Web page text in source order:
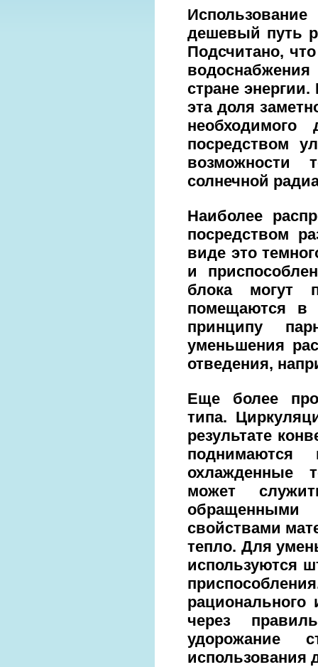
дешевый путь
Подсчитано,
стране
эта доля
посредством
возможности
солнечной
Наиболее
посредством
виде это
и
блока могут
помещаются в
принципу
уменьшения
отведения,
Еще более
типа.
результате
охлажденные
может
обращенными
свойствами
тепло. Для
используются
рационального
через
удорожание
использования